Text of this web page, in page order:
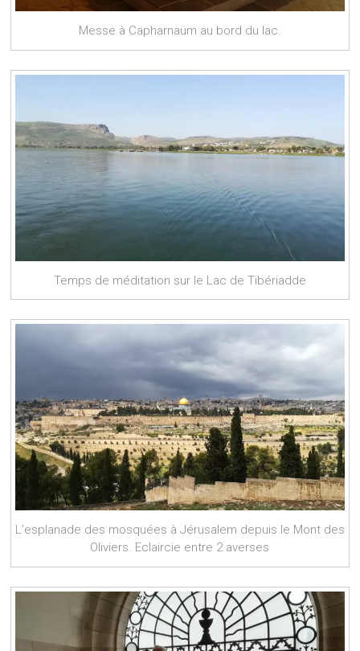
Messe à Capharnaüm au bord du lac.
Temps de méditation sur le Lac de Tibériadde
L’esplanade des mosquées à Jérusalem depuis le Mont des
Oliviers. Eclaircie entre 2 averses